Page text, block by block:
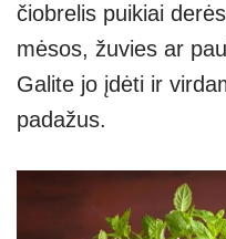
čiobrelis puikiai
mėsos, žuvies ar
Galite jo įdėti ir
padažus.